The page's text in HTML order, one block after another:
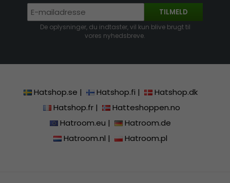
TILMELD
De oplysninger, du indtaster, vil kun blive brugt til
vores nyhedsbreve.
Hatshop.se | Hatshop.fi |
Hatshop.dk
Hatshop.fr|
Hatteshoppen.no
Hatroom.eu |
Hatroom.de
Hatroom.nl | Hatroom.pl